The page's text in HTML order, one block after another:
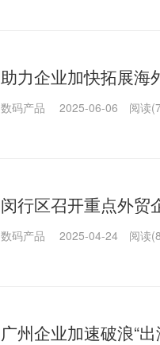
助力企业加快拓展海
数码产品 2025-06-06 阅读
闵行区召开重点外贸
数码产品 2025-04-24 阅读
广州企业加速破浪“出